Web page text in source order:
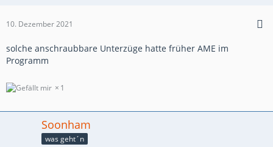
10. Dezember 2021
solche anschraubbare Unterzüge hatte früher AME im
Programm
1
Soonham
was geht´n